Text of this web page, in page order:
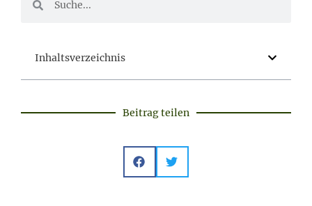
Inhaltsverzeichnis
Beitrag teilen